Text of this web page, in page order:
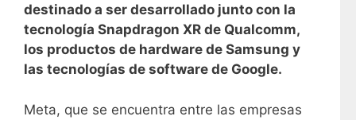
destinado a ser desarrollado junto con la
tecnología Snapdragon XR de Qualcomm,
los productos de hardware de Samsung y
las tecnologías de software de Google.
Meta, que se encuentra entre las empresas